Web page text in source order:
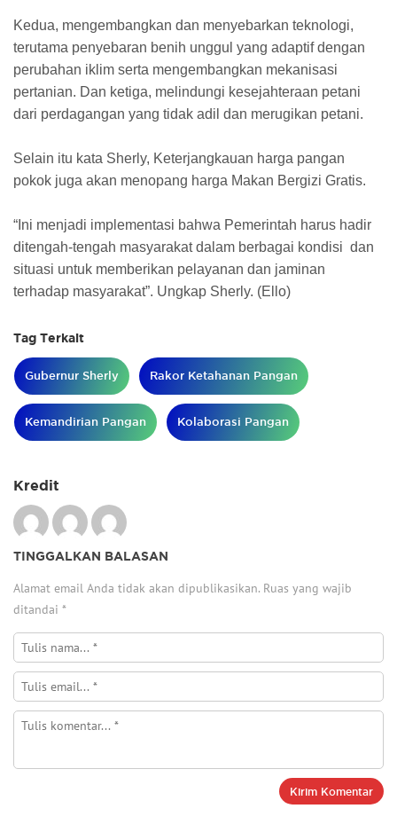
Kedua, mengembangkan dan menyebarkan teknologi,
terutama penyebaran benih unggul yang adaptif dengan
perubahan iklim serta mengembangkan mekanisasi
pertanian. Dan ketiga, melindungi kesejahteraan petani
dari perdagangan yang tidak adil dan merugikan petani.
Selain itu kata Sherly, Keterjangkauan harga pangan
pokok juga akan menopang harga Makan Bergizi Gratis.
“Ini menjadi implementasi bahwa Pemerintah harus hadir
ditengah-tengah masyarakat dalam berbagai kondisi dan
situasi untuk memberikan pelayanan dan jaminan
terhadap masyarakat”. Ungkap Sherly. (Ello)
Tag Terkait
Gubernur Sherly Rakor Ketahanan Pangan
Kemandirian Pangan Kolaborasi Pangan
Kredit
TINGGALKAN BALASAN
Alamat email Anda tidak akan dipublikasikan. Ruas yang wajib
ditandai *